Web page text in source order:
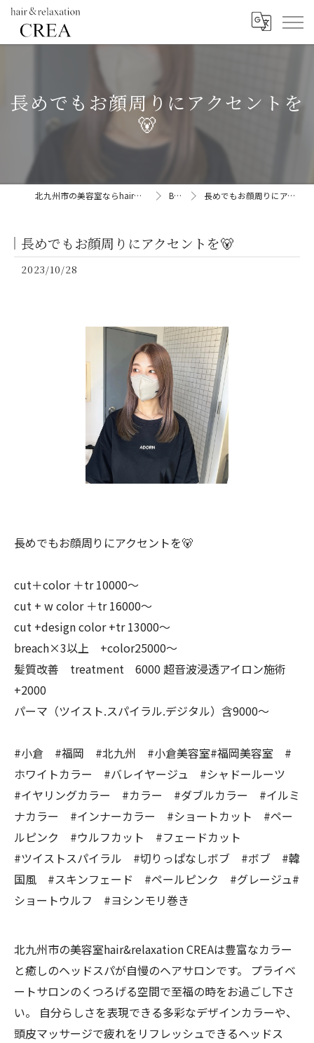
長めでもお顔周りにアクセントを
🐻
北九州市の美容室ならhair&relaxation CREA BLOG 長めでもお顔周りにアクセントを🐻
長めでもお顔周りにアクセントを🐻
2023/10/28
長めでもお顔周りにアクセントを🐻
cut＋color ＋tr 10000〜
cut + w color ＋tr 16000〜
cut +design color +tr 13000〜
breach×3以上 +color25000〜
髪質改善 treatment 6000 超音波浸透アイロン施術
+2000
パーマ（ツイスト.スパイラル.デジタル）含9000〜
#小倉 #福岡 #北九州 #小倉美容室#福岡美容室 #
ホワイトカラー #バレイヤージュ #シャドールーツ
#イヤリングカラー #カラー #ダブルカラー #イルミ
ナカラー #インナーカラー #ショートカット #ペー
ルピンク #ウルフカット #フェードカット
#ツイストスパイラル #切りっぱなしボブ #ボブ #韓
国風 #スキンフェード #ペールピンク #グレージュ#
ショートウルフ #ヨシンモリ巻き
北九州市の美容室hair&relaxation CREAは豊富なカラー
と癒しのヘッドスパが自慢のヘアサロンです。 プライベ
ートサロンのくつろげる空間で至福の時をお過ごし下さ
い。 自分らしさを表現できる多彩なデザインカラーや、
頭皮マッサージで疲れをリフレッシュできるヘッドス